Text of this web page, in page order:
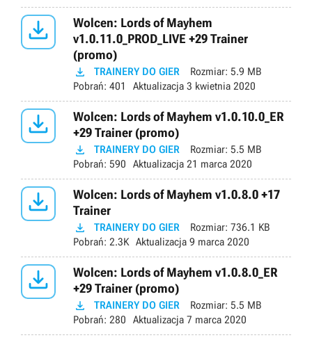

Wolcen: Lords of Mayhem
v1.0.11.0_PROD_LIVE +29 Trainer
(promo)
 TRAINERY DO GIER Rozmiar: 5.9 MB
Pobrań: 401 Aktualizacja 3 kwietnia 2020

Wolcen: Lords of Mayhem v1.0.10.0_ER
+29 Trainer (promo)
 TRAINERY DO GIER Rozmiar: 5.5 MB
Pobrań: 590 Aktualizacja 21 marca 2020

Wolcen: Lords of Mayhem v1.0.8.0 +17
Trainer
 TRAINERY DO GIER Rozmiar: 736.1 KB
Pobrań: 2.3K Aktualizacja 9 marca 2020

Wolcen: Lords of Mayhem v1.0.8.0_ER
+29 Trainer (promo)
 TRAINERY DO GIER Rozmiar: 5.5 MB
Pobrań: 280 Aktualizacja 7 marca 2020